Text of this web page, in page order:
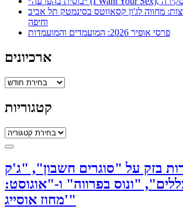
מחווה לג'ון קסאווטס בסינמטק תל אביב
וחיפה
פרסי אופיר 2026: המועמדים והמועמדות
ארכיונים
ארכיונים
קטגוריות
קטגוריות
בזק על "סוגרים חשבון", "ג'ק
"ונוס בפרווה" ו-"אוגוסט:
מחוז אוסייג'"